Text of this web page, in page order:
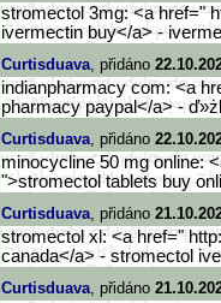
stromectol 3mg: <a href="
ivermectin buy</a> -
Curtisduava, přidáno
indianpharmacy com: <a
pharmacy paypal</a> -
Curtisduava, přidáno
minocycline 50 mg online:
">stromectol tablets buy
Curtisduava, přidáno
stromectol xl: <a href="
canada</a> - stromectol
Curtisduava, přidáno